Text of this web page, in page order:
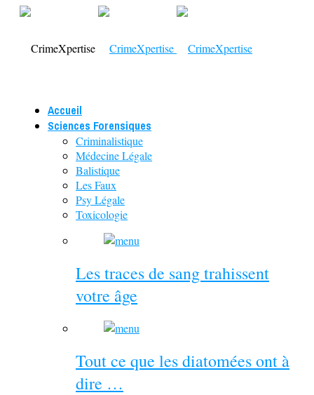
Accueil
Sciences Forensiques
Criminalistique
Médecine Légale
Balistique
Les Faux
Psy Légale
Toxicologie
Les traces de sang trahissent
votre âge
Tout ce que les diatomées ont à
dire …